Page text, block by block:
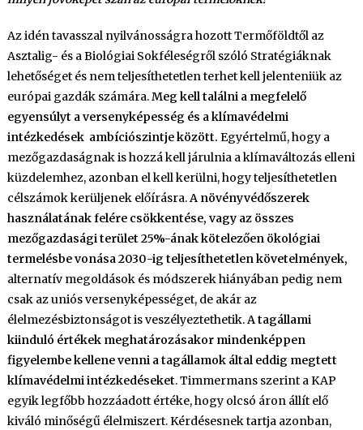
Az idén tavasszal nyilvánosságra hozott Termőföldtől az
Asztalig- és a Biológiai Sokféleségről szóló Stratégiáknak
lehetőséget és nem teljesíthetetlen terhet kell jelenteniük az
európai gazdák számára.Meg kell találni a megfelelő
egyensúlyt a versenyképesség és a klímavédelmi
intézkedések ambíciószintje között. Egyértelmű, hogy a
mezőgazdaságnak is hozzá kell járulnia a klímaváltozás elleni
küzdelemhez, azonban el kell kerülni, hogy teljesíthetetlen
célszámok kerüljenek előírásra.A növényvédőszerek
használatának felére csökkentése, vagy az összes
mezőgazdasági terület 25%-ának kötelezően ökológiai
termelésbe vonása 2030-ig teljesíthetetlen követelmények,
alternatív megoldások és módszerek hiányában pedig nem
csak az uniós versenyképességet, de akár az
élelmezésbiztonságot is veszélyeztethetik.A tagállami
kiinduló értékek meghatározásakor mindenképpen
figyelembe kellene venni a tagállamok által eddig megtett
klímavédelmi intézkedéseket. Timmermans szerint a KAP
egyik legfőbb hozzáadott értéke, hogy olcsó áron állít elő
kiváló minőségű élelmiszert. Kérdésesnek tartja azonban,